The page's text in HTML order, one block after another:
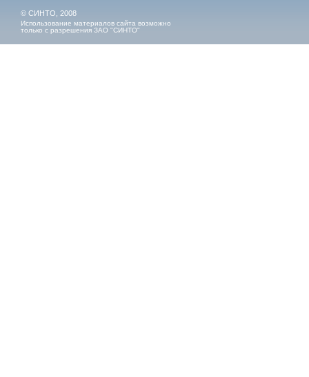
© СИНТО, 2008
Использование материалов сайта возможно
только с разрешения ЗАО "СИНТО"